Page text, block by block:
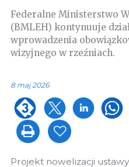
Federalne Ministerstwo
(BMLEH) kontynuuje
wprowadzenia
wizyjnego w rzeźniach.
8 maj 2026
Projekt nowelizacji